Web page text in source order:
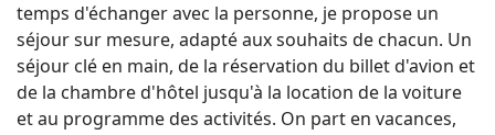
temps d'échanger avec la personne, je propose un
séjour sur mesure, adapté aux souhaits de chacun. Un
séjour clé en main, de la réservation du billet d'avion et
de la chambre d'hôtel jusqu'à la location de la voiture
et au programme des activités. On part en vacances,